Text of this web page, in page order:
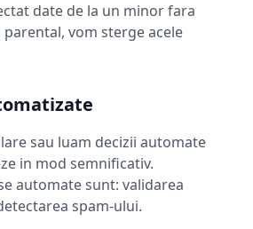
date de la un minor fara
vom sterge acele
sau luam decizii automate
in mod semnificativ.
automate sunt: validarea
spam-ului.